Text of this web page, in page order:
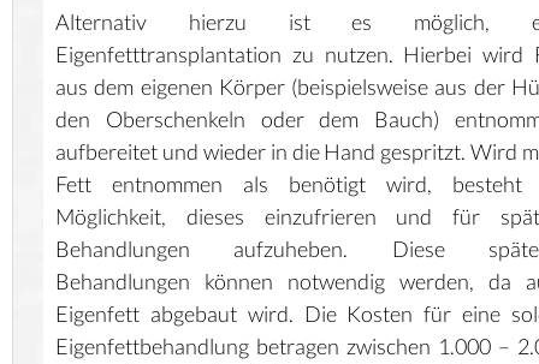
Alternativ hierzu ist es möglich,
Eigenfetttransplantation zu nutzen. Hierbei wird
aus dem eigenen Körper (beispielsweise aus der
den Oberschenkeln oder dem Bauch)
aufbereitet und wieder in die Hand gespritzt. Wird
Fett entnommen als benötigt wird, besteht
Möglichkeit, dieses einzufrieren und für
Behandlungen aufzuheben. Diese
Behandlungen können notwendig werden, da
Eigenfett abgebaut wird. Die Kosten für eine
Eigenfettbehandlung betragen zwischen 1.000 –